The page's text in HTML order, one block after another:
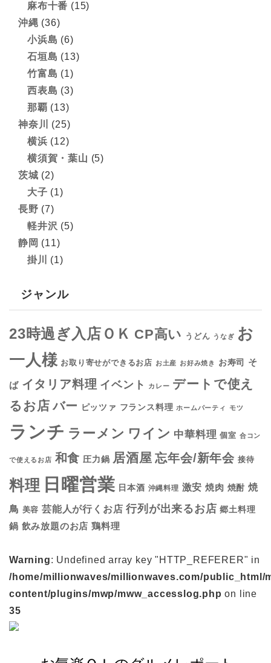
麻布十番 (15)
沖縄 (36)
小浜島 (6)
石垣島 (13)
竹富島 (1)
西表島 (3)
那覇 (13)
神奈川
(25)
横浜 (12)
横須賀・葉山 (5)
茨城 (2)
大子 (1)
長野 (7)
軽井沢 (5)
静岡 (11)
掛川
(1)
ジャンル
23時過ぎ入店ＯＫ CP高い うどん うなぎ お
一人様 お取り寄せができるお店 お土産 お好み焼き お寿司 そ
ば イタリア料理 イベント カレー デートで使え
るお店 バー ピッツァ フランス料理 ホームパーティ モツ
ランチ ラーメン ワイン 中華料理 個室 合コン
で使えるお店 和食 圧力鍋 居酒屋 忘年会/新年会 接待
料理 日曜営業 日本酒 沖縄料理 激安 焼肉 焼酎 焼
鳥 美容 芸能人が行くお店 行列が出来るお店 郷土料理
鍋 飲み放題のお店 鶏料理
Warning: Undefined array key "HTTP_REFERER" in
/home/millionwaves/millionwaves.com/public_html/
content/plugins/mwp/mww_accesslog.php on line
35